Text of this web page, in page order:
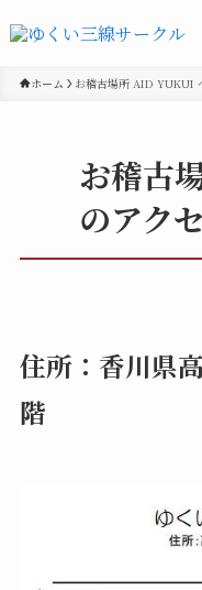
ホーム お稽古場所 AID YUKUI
お稽古
のアク
住所：香川県
階